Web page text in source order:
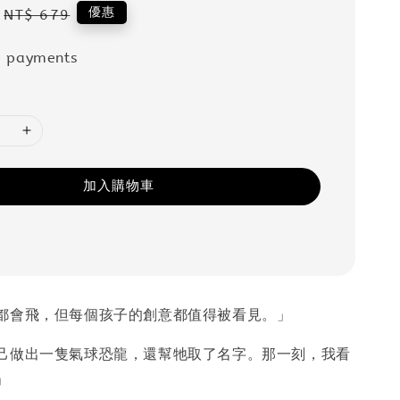
Regular
NT$ 679 優惠
payments
加入購物車
會飛，但每個孩子的創意都值得被看見。」
做出一隻氣球恐龍，還幫牠取了名字。那一刻，我看